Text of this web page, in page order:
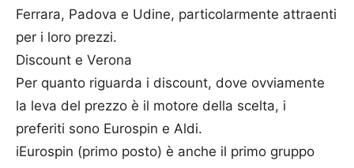
Ferrara, Padova e Udine, particolarmente attraenti
per i loro prezzi.
Discount e Verona
Per quanto riguarda i discount, dove ovviamente
la leva del prezzo è il motore della scelta, i
preferiti sono Eurospin e Aldi.
iEurospin (primo posto) è anche il primo gruppo